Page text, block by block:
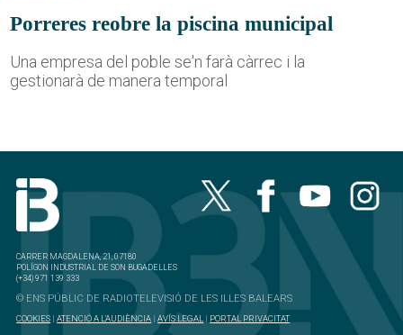
Porreres reobre la piscina municipal
Una empresa del poble se'n farà càrrec i la
gestionarà de manera temporal
CARRER MAGDALENA, 21, 07180
POLÍGON INDUSTRIAL DE SON BUGADELLES
(+34) 971 139 333
© ENS PÚBLIC DE RADIOTELEVISIÓ DE LES ILLES BALEARS
COOKIES |ATENCIÓ A L'AUDIÈNCIA |AVÍS LEGAL | PORTAL PRIVACITAT